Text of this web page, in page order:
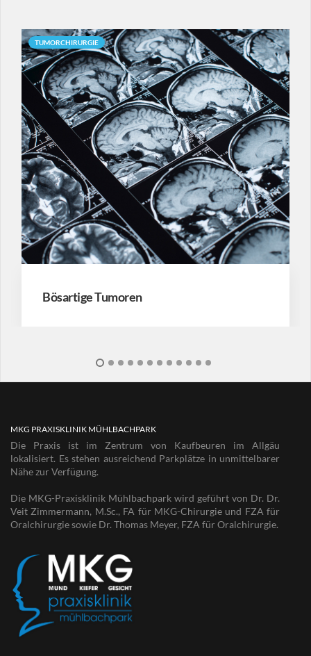
TUMORCHIRURGIE
Bösartige Tumoren
MKG PRAXISKLINIK MÜHLBACHPARK
Die Praxis ist im Zentrum von Kaufbeuren im Allgäu
lokalisiert. Es stehen ausreichend Parkplätze in unmittelbarer
Nähe zur Verfügung.
Die MKG-Praxisklinik Mühlbachpark wird geführt von Dr. Dr.
Veit Zimmermann, M.Sc., FA für MKG-Chirurgie und FZA für
Oralchirurgie sowie Dr. Thomas Meyer, FZA für Oralchirurgie.